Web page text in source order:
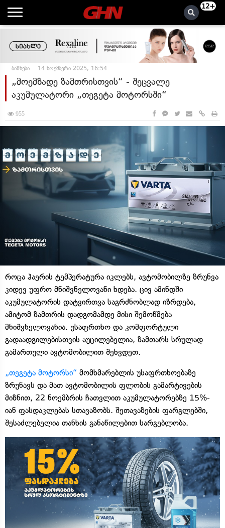
12+
ბიზნესი 14 ნოემბერი 2025, 16:54
„მოემზადე ზამთრისთვის“ - შეცვალე
აკუმულატორი „თეგეტა მოტორსში“
955
როცა ჰაერის ტემპერატურა იკლებს, ავტომობილზე ზრუნვა
კიდევ უფრო მნიშვნელოვანი ხდება. ცივ ამინდში
აკუმულატორის დატვირთვა საგრძნობლად იზრდება,
ამიტომ ზამთრის დადგომამდე მისი შემოწმება
მნიშვნელოვანია. უსაფრთხო და კომფორტული
გადაადგილებისთვის აუცილებელია, ზამთარს სრულად
გამართული ავტომობილით შეხვდეთ.
„თეგეტა მოტორსი“ მომხმარებლის უსაფრთხოებაზე
ზრუნავს და მათ ავტომობილის ფლობის გამარტივების
მიზნით, 22 ნოემბრის ჩათვლით აკუმულატორებზე 15%-
იან ფასდაკლებას სთავაზობს. შეთავაზების ფარგლებში,
შესაძლებელია თანხის განაწილებით სარგებლობა.